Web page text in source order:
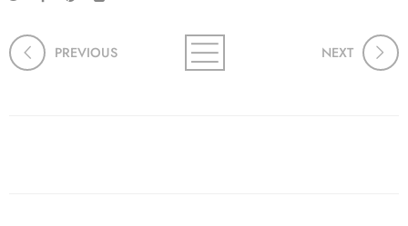
PREVIOUS NEXT